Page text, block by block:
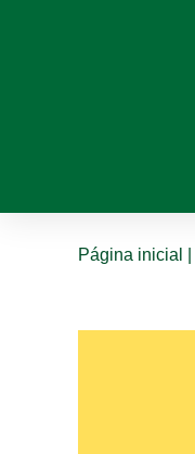
Página inicial